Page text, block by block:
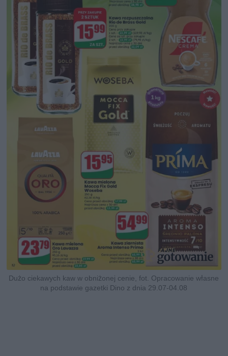
Dużo ciekawych kaw w obniżonej cenie, fot. Opracowanie własne
na podstawie gazetki Dino z dnia 29.07-04.08